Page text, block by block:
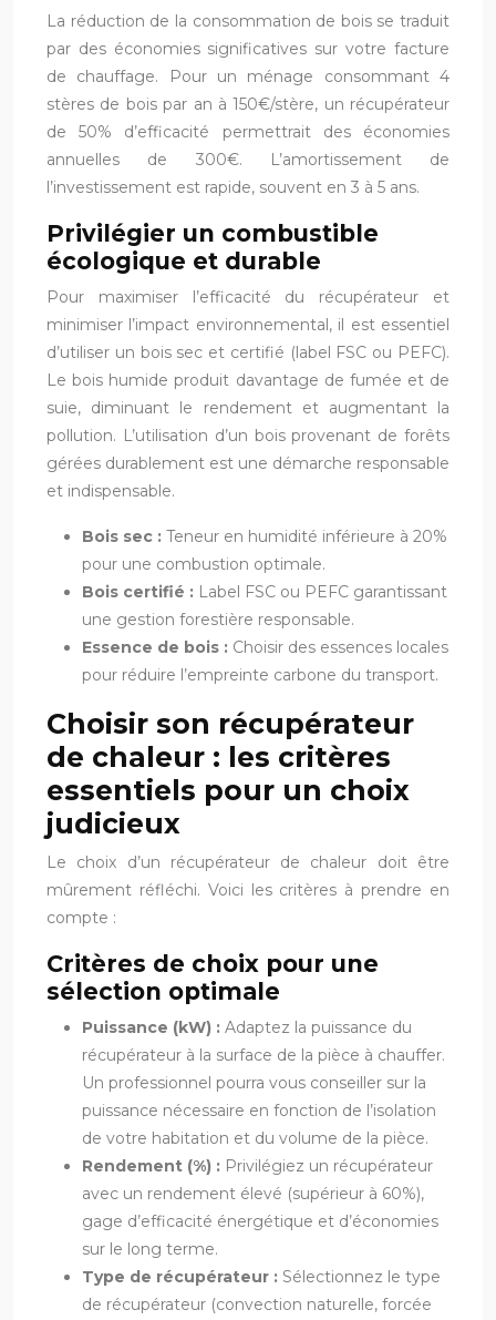
La réduction de la consommation de bois se traduit
par des économies significatives sur votre facture
de chauffage. Pour un ménage consommant 4
stères de bois par an à 150€/stère, un récupérateur
de 50% d’efficacité permettrait des économies
annuelles de 300€. L’amortissement de
l’investissement est rapide, souvent en 3 à 5 ans.
Privilégier un combustible
écologique et durable
Pour maximiser l’efficacité du récupérateur et
minimiser l’impact environnemental, il est essentiel
d’utiliser un bois sec et certifié (label FSC ou PEFC).
Le bois humide produit davantage de fumée et de
suie, diminuant le rendement et augmentant la
pollution. L’utilisation d’un bois provenant de forêts
gérées durablement est une démarche responsable
et indispensable.
Bois sec : Teneur en humidité inférieure à 20%
pour une combustion optimale.
Bois certifié : Label FSC ou PEFC garantissant
une gestion forestière responsable.
Essence de bois : Choisir des essences locales
pour réduire l’empreinte carbone du transport.
Choisir son récupérateur
de chaleur : les critères
essentiels pour un choix
judicieux
Le choix d’un récupérateur de chaleur doit être
mûrement réfléchi. Voici les critères à prendre en
compte :
Critères de choix pour une
sélection optimale
Puissance (kW) : Adaptez la puissance du
récupérateur à la surface de la pièce à chauffer.
Un professionnel pourra vous conseiller sur la
puissance nécessaire en fonction de l’isolation
de votre habitation et du volume de la pièce.
Rendement (%) : Privilégiez un récupérateur
avec un rendement élevé (supérieur à 60%),
gage d’efficacité énergétique et d’économies
sur le long terme.
Type de récupérateur : Sélectionnez le type
de récupérateur (convection naturelle, forcée